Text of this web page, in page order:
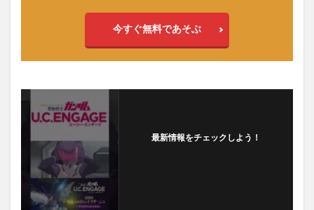
今すぐ無料であそぶ
最新情報をチェックしよう！